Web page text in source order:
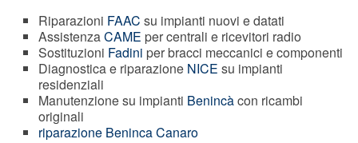
Riparazioni FAAC su impianti nuovi e datati
AssistenzaCAME per centrali e ricevitori radio
Sostituzioni Fadini per bracci meccanici e componenti
Diagnostica e riparazione NICE su impianti
residenziali
Manutenzione su impianti Benincàcon ricambi
originali
riparazione Beninca Canaro